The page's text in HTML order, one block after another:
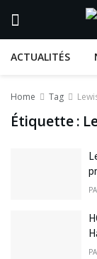
ACTUALITÉS
Home Tag
Étiquette :